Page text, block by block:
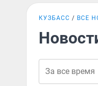
КУЗБАСС ВСЕ